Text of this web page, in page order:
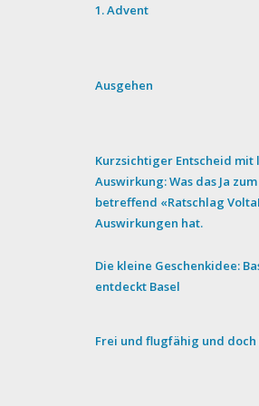
1. Advent
Ausgehen
Kurzsichtiger Entscheid
Auswirkung: Was das Ja
betreffend «Ratschlag
Auswirkungen hat.
Die kleine Geschenkidee:
entdeckt Basel
Frei und flugfähig und doch